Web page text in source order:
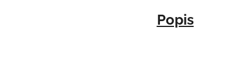
Popis